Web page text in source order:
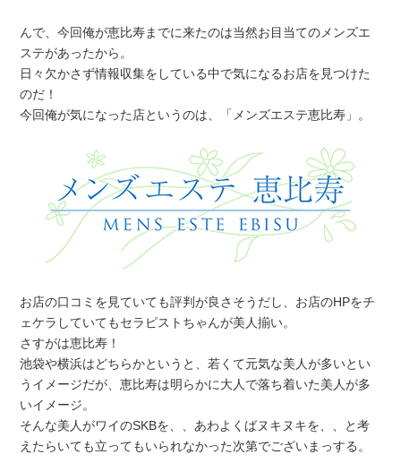
んで、今回俺が恵比寿までに来たのは当然お目当てのメンズエ
ステがあったから。
日々欠かさず情報収集をしている中で気になるお店を見つけた
のだ！
今回俺が気になった店というのは、「メンズエステ恵比寿」。
お店の口コミを見ていても評判が良さそうだし、お店のHPをチ
ェケラしていてもセラピストちゃんが美人揃い。
さすがは恵比寿！
池袋や横浜はどちらかというと、若くて元気な美人が多いとい
うイメージだが、恵比寿は明らかに大人で落ち着いた美人が多
いイメージ。
そんな美人がワイのSKBを、、あわよくばヌキヌキを、、と考
えたらいても立ってもいられなかった次第でございまっする。